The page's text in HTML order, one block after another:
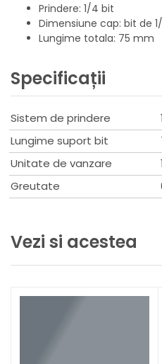
Prindere: 1/4 bit
Dimensiune cap: bit de
Lungime totala: 75 mm
Specificații
Sistem de prindere
Lungime suport bit
Unitate de vanzare
Greutate
Vezi si acestea